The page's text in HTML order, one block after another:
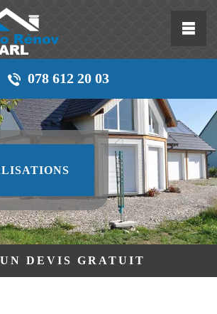
078 612 20 03
DEVIS GRATUIT